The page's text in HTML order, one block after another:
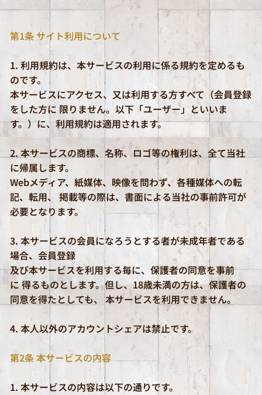
第1条 サイト利用について
1. 利用規約は、本サービスの利用に係る規約を定めるも
のです。
本サービスにアクセス、又は利用する方すべて（会員登録
をした方に 限りません。以下「ユーザー」といいま
す。）に、利用規約は適用されます。
2. 本サービスの商標、名称、ロゴ等の権利は、全て当社
に帰属します。
Webメディア、紙媒体、映像を問わず、各種媒体への転
記、転用、 掲載等の際は、書面による当社の事前許可が
必要となります。
3. 本サービスの会員になろうとする者が未成年者である
場合、会員登録
及び本サービスを利用する毎に、保護者の同意を事前
に 得るものとします。但し、18歳未満の方は、保護者の
同意を得たとしても、 本サービスを利用できません。
4. 本人以外のアカウントシェアは禁止です。
第2条 本サービスの内容
1. 本サービスの内容は以下の通りです。